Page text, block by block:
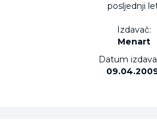
posljednji
Izdavač:
Menart
Datum